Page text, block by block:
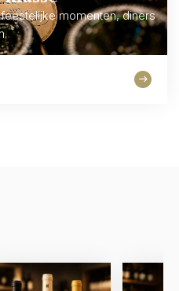
momenten, diners